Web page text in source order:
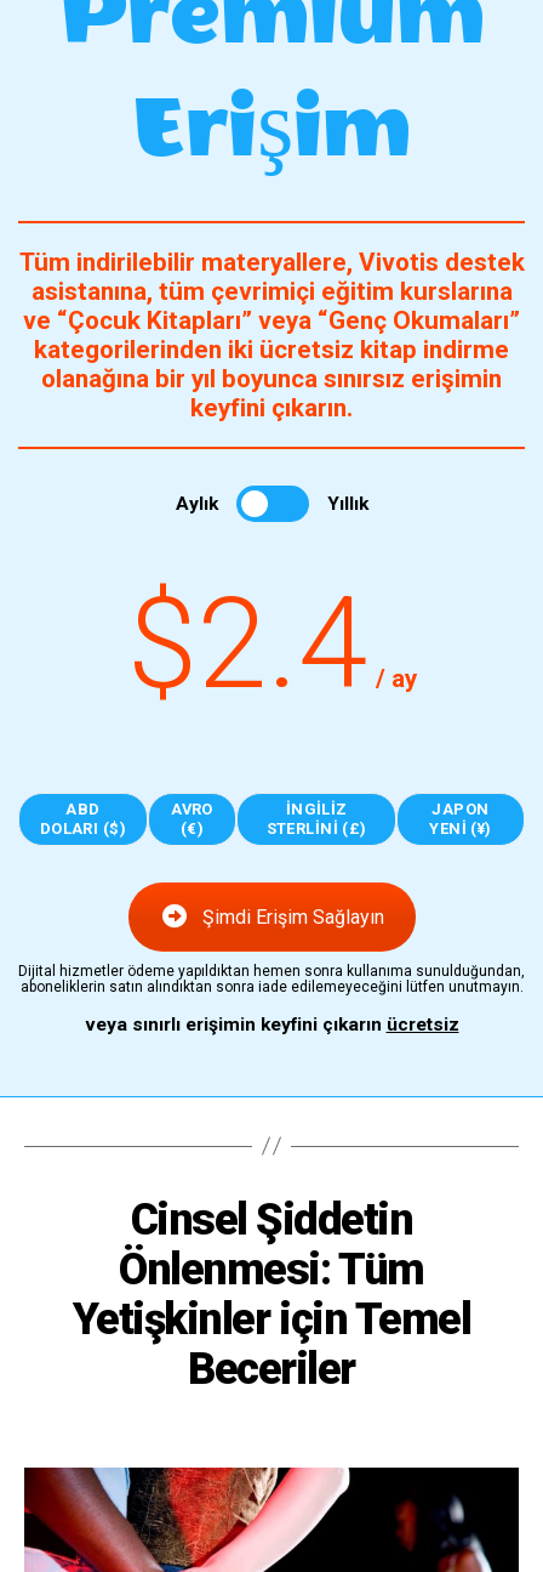
Erişim
Tüm indirilebilir materyallere, Vivotis destek
asistanına, tüm çevrimiçi eğitim kurslarına
ve “Çocuk Kitapları” veya “Genç Okumaları”
kategorilerinden iki ücretsiz kitap indirme
olanağına bir yıl boyunca sınırsız erişimin
keyfini çıkarın.
Aylık Yıllık
$2.4 / ay
ABD
DOLARI ($)
AVRO
(€)
İNGILIZ
STERLINI (£)
JAPON
YENI (¥)
Şimdi Erişim Sağlayın
Dijital hizmetler ödeme yapıldıktan hemen sonra kullanıma sunulduğundan,
aboneliklerin satın alındıktan sonra iade edilemeyeceğini lütfen unutmayın.
veya sınırlı erişimin keyfini çıkarın ücretsiz
Cinsel Şiddetin
Önlenmesi: Tüm
Yetişkinler için Temel
Beceriler